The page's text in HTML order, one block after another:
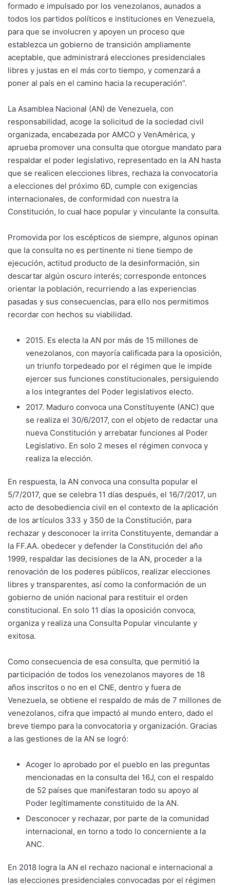
formado e impulsado por los venezolanos, aunados a
todos los partidos políticos e instituciones en Venezuela,
para que se involucren y apoyen un proceso que
establezca un gobierno de transición ampliamente
aceptable, que administrará elecciones presidenciales
libres y justas en el más corto tiempo, y comenzará a
poner al país en el camino hacia la recuperación”.
La Asamblea Nacional (AN) de Venezuela, con
responsabilidad, acoge la solicitud de la sociedad civil
organizada, encabezada por AMCO y VenAmérica, y
aprueba promover una consulta que otorgue mandato para
respaldar el poder legislativo, representado en la AN hasta
que se realicen elecciones libres, rechaza la convocatoria
a elecciones del próximo 6D, cumple con exigencias
internacionales, de conformidad con nuestra la
Constitución, lo cual hace popular y vinculante la consulta.
Promovida por los escépticos de siempre, algunos opinan
que la consulta no es pertinente ni tiene tiempo de
ejecución, actitud producto de la desinformación, sin
descartar algún oscuro interés; corresponde entonces
orientar la población, recurriendo a las experiencias
pasadas y sus consecuencias, para ello nos permitimos
recordar con hechos su viabilidad.
2015. Es electa la AN por más de 15 millones de
venezolanos, con mayoría calificada para la oposición,
un triunfo torpedeado por el régimen que le impide
ejercer sus funciones constitucionales, persiguiendo
a los integrantes del Poder legislativos electo.
2017. Maduro convoca una Constituyente (ANC) que
se realiza el 30/6/2017, con el objeto de redactar una
nueva Constitución y arrebatar funciones al Poder
Legislativo. En solo 2 meses el régimen convoca y
realiza la elección.
En respuesta, la AN convoca una consulta popular el
5/7/2017, que se celebra 11 días después, el 16/7/2017, un
acto de desobediencia civil en el contexto de la aplicación
de los artículos 333 y 350 de la Constitución, para
rechazar y desconocer la irrita Constituyente, demandar a
la FF.AA. obedecer y defender la Constitución del año
1999, respaldar las decisiones de la AN, proceder a la
renovación de los poderes públicos, realizar elecciones
libres y transparentes, así como la conformación de un
gobierno de unión nacional para restituir el orden
constitucional. En solo 11 días la oposición convoca,
organiza y realiza una Consulta Popular vinculante y
exitosa.
Como consecuencia de esa consulta, que permitió la
participación de todos los venezolanos mayores de 18
años inscritos o no en el CNE, dentro y fuera de
Venezuela, se obtiene el respaldo de más de 7 millones de
venezolanos, cifra que impactó al mundo entero, dado el
breve tiempo para la convocatoria y organización. Gracias
a las gestiones de la AN se logró:
Acoger lo aprobado por el pueblo en las preguntas
mencionadas en la consulta del 16J, con el respaldo
de 52 países que manifestaran todo su apoyo al
Poder legítimamente constituido de la AN.
Desconocer y rechazar, por parte de la comunidad
internacional, en torno a todo lo concerniente a la
ANC.
En 2018 logra la AN el rechazo nacional e internacional a
las elecciones presidenciales convocadas por el régimen